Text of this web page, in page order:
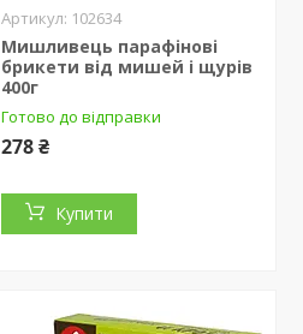
102634
Мишливець парафінові
брикети від мишей і щурів
400г
Готово до відправки
278 ₴
Купити